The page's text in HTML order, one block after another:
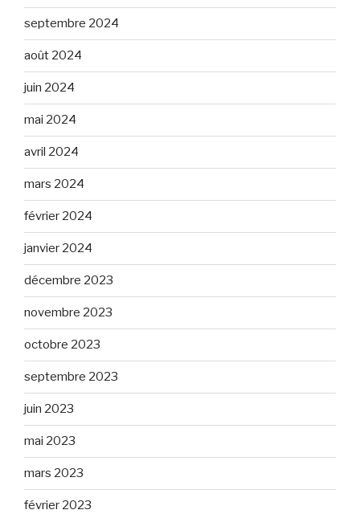
septembre 2024
août 2024
juin 2024
mai 2024
avril 2024
mars 2024
février 2024
janvier 2024
décembre 2023
novembre 2023
octobre 2023
septembre 2023
juin 2023
mai 2023
mars 2023
février 2023